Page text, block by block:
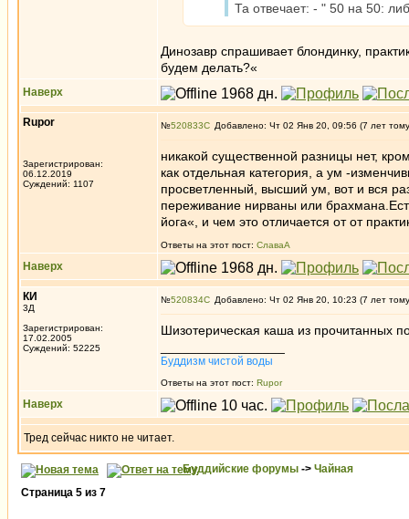
Та отвечает: - " 50 на 50:
Динозавр спрашивает блондинку,
будем делать?«
Наверх
Rupor
Зарегистрирован:
06.12.2019
Суждений: 1107
№520833 Добавлено: Чт 02 Янв 20, 09:56 (7 лет
никакой существенной разницы нет,
как отдельная категоpия, а ум -
просветленный, высший ум, вот и вся
переживание нирваны или
йога«, и чем это отличается от от
Ответы на этот пост: СлаваА
Наверх
КИ
3Д
Зарегистрирован:
17.02.2005
Суждений: 52225
№520834 Добавлено: Чт 02 Янв 20, 10:23 (7 лет
Шизотерическая каша из прочитанных
Буддизм чистой воды
Ответы на этот пост: Rupor
Наверх
Тред сейчас никто не читает.
Буддийские форумы -> Чайная
Страница 5 из 7